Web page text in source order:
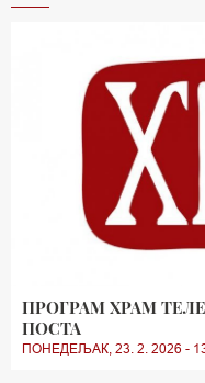
ПРОГРАМ ХРАМ
ПОСТА
ПОНЕДЕЉАК, 23. 2. 2026 -